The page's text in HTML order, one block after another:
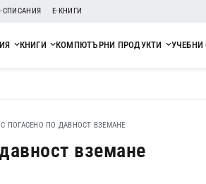
СПИСАНИЯ Е-КНИГИ
КНИГИ КОМПЮТЪРНИ ПРОДУКТИ УЧЕБНИ
ПОГАСЕНО ПО ДАВНОСТ ВЗЕМАНЕ
вземане